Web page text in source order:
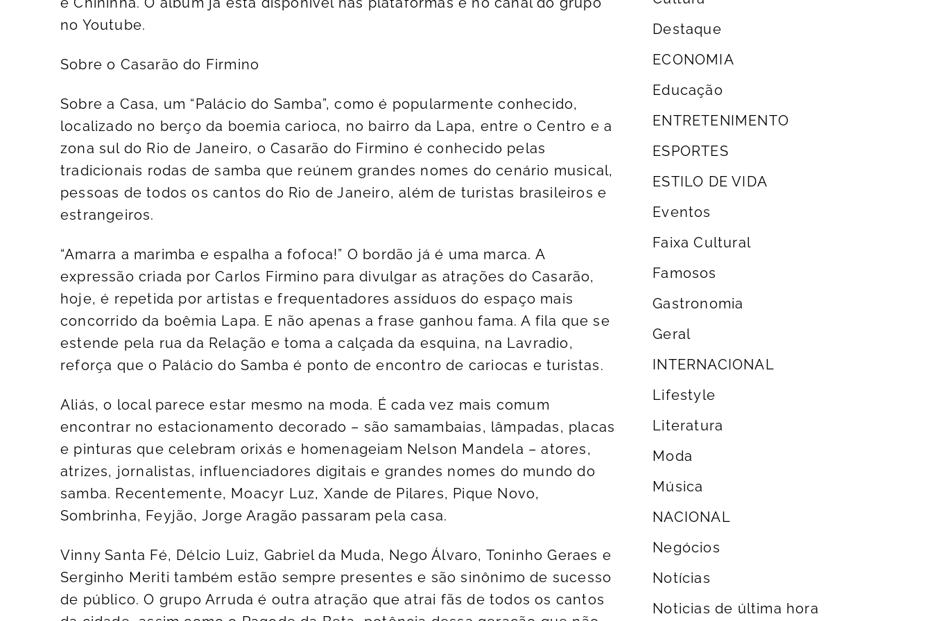
no Youtube.
Sobre o Casarão do Firmino
Sobre a Casa, um “Palácio do Samba”, como é popularmente conhecido,
localizado no berço da boemia carioca, no bairro da Lapa, entre o Centro e a
zona sul do Rio de Janeiro, o Casarão do Firmino é conhecido pelas
tradicionais rodas de samba que reúnem grandes nomes do cenário musical,
pessoas de todos os cantos do Rio de Janeiro, além de turistas brasileiros e
estrangeiros.
“Amarra a marimba e espalha a fofoca!” O bordão já é uma marca. A
expressão criada por Carlos Firmino para divulgar as atrações do Casarão,
hoje, é repetida por artistas e frequentadores assíduos do espaço mais
concorrido da boêmia Lapa. E não apenas a frase ganhou fama. A fila que se
estende pela rua da Relação e toma a calçada da esquina, na Lavradio,
reforça que o Palácio do Samba é ponto de encontro de cariocas e turistas.
Aliás, o local parece estar mesmo na moda. É cada vez mais comum
encontrar no estacionamento decorado – são samambaias, lâmpadas, placas
e pinturas que celebram orixás e homenageiam Nelson Mandela – atores,
atrizes, jornalistas, influenciadores digitais e grandes nomes do mundo do
samba. Recentemente, Moacyr Luz, Xande de Pilares, Pique Novo,
Sombrinha, Feyjão, Jorge Aragão passaram pela casa.
Vinny Santa Fé, Délcio Luiz, Gabriel da Muda, Nego Álvaro, Toninho Geraes e
Serginho Meriti também estão sempre presentes e são sinônimo de sucesso
de público. O grupo Arruda é outra atração que atrai fãs de todos os cantos
Destaque
ECONOMIA
Educação
ENTRETENIMENTO
ESPORTES
ESTILO DE VIDA
Eventos
Faixa Cultural
Famosos
Gastronomia
Geral
INTERNACIONAL
Lifestyle
Literatura
Moda
Música
NACIONAL
Negócios
Notícias
Noticias de última hora